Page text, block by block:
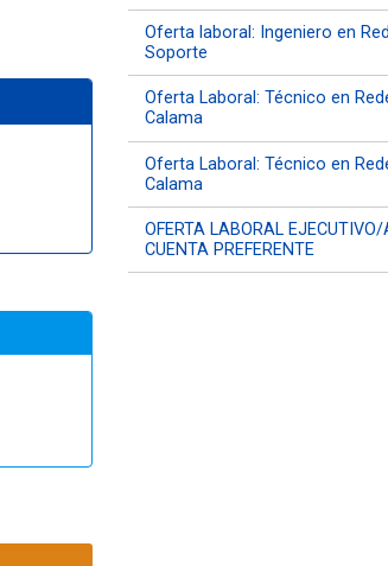
Oferta laboral: Ingeniero en
Soporte
Oferta Laboral: Técnico en
Calama
Oferta Laboral: Técnico en
Calama
OFERTA LABORAL EJECUTIVO/
CUENTA PREFERENTE